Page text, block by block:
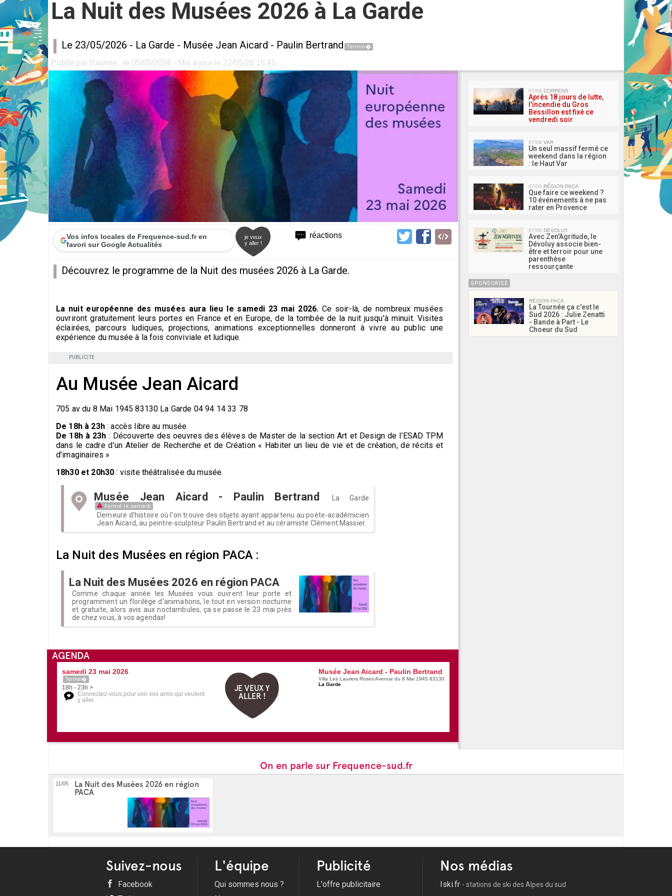
La Nuit des Musées 2026 à La Garde
Le 23/05/2026 - La Garde - Musée Jean Aicard - Paulin Bertrand Termin�
Publié par Pauline . le 05/05/2026 - Mis à jour le 22/05/26 15:45
réactions
Vos infos locales de Frequence-sud.fr en
favori sur Google Actualités
je veux
y aller !
Découvrez le programme de la Nuit des musées 2026 à La Garde.
La nuit européenne des musées aura lieu le samedi 23 mai 2026. Ce soir-là, de nombreux musées
ouvriront gratuitement leurs portes en France et en Europe, de la tombée de la nuit jusqu'à minuit. Visites
éclairées, parcours ludiques, projections, animations exceptionnelles donneront à vivre au public une
expérience du musée à la fois conviviale et ludique.
PUBLICITE
Au Musée Jean Aicard
705 av du 8 Mai 1945 83130 La Garde 04 94 14 33 78
De 18h à 23h: accès libre au musée
De 18h à 23h : Découverte des oeuvres des élèves de Master de la section Art et Design de l’ESAD TPM
dans le cadre d’un Atelier de Recherche et de Création « Habiter un lieu de vie et de création, de récits et
d’imaginaires »
18h30 et 20h30 : visite théâtralisée du musée.
Musée Jean Aicard - Paulin Bertrand La Garde
Fermé le samedi
Demeure d'histoire où l'on trouve des objets ayant appartenu au poète-académicien
Jean Aicard, au peintre-sculpteur Paulin Bertrand et au céramiste Clément Massier.
La Nuit des Musées en région PACA :
La Nuit des Musées 2026 en région PACA
Comme chaque année les Musées vous ouvrent leur porte et
programment un florilège d'animations, le tout en version nocturne
et gratuite, alors avis aux noctambules, ça se passe le 23 mai près
de chez vous, à vos agendas!
AGENDA
samedi 23 mai 2026
Termin�
18h - 23h >
Connectez-vous pour voir vos amis qui veulent
y aller.
JE VEUX Y
ALLER !
Musée Jean Aicard - Paulin Bertrand
Villa Les Lauriers Roses Avenue du 8 Mai 1945 83130
La Garde
MA
07/08 CORRENS
Après 18 jours de lutte,
l'incendie du Gros
Bessillon est fixé ce
vendredi soir
07/08 VAR
Un seul massif fermé ce
weekend dans la région
: le Haut Var
07/08 RÉGION PACA
Que faire ce weekend ?
10 événements à ne pas
rater en Provence
07/08 DEVOLUY
Avec Zen'Agritude, le
Dévoluy associe bien-
être et terroir pour une
parenthèse
ressourçante
SPONSORISÉ
RÉGION PACA
La Tournée ça c'est le
Sud 2026 : Julie Zenatti
- Bande à Part - Le
Choeur du Sud
On en parle sur Frequence-sud.fr
11/05
La Nuit des Musées 2026 en région
PACA
Suivez-nous
Facebook
L'équipe
Qui sommes nous ?
Publicité
L'offre publicitaire
Nos médias
Iski.fr - stations de ski des Alpes du sud